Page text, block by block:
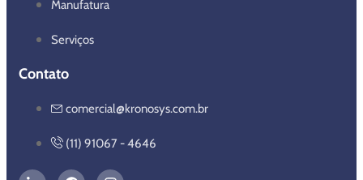
Manufatura
Serviços
Contato
comercial@kronosys.com.br
(11) 91067 - 4646